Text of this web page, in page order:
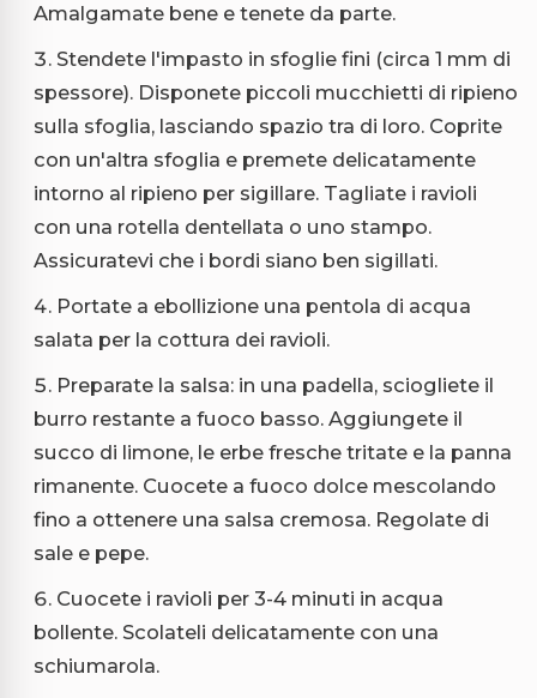
Amalgamate bene e tenete da parte.
Stendete l'impasto in sfoglie fini (circa 1 mm di
spessore). Disponete piccoli mucchietti di ripieno
sulla sfoglia, lasciando spazio tra di loro. Coprite
con un'altra sfoglia e premete delicatamente
intorno al ripieno per sigillare. Tagliate i ravioli
con una rotella dentellata o uno stampo.
Assicuratevi che i bordi siano ben sigillati.
Portate a ebollizione una pentola di acqua
salata per la cottura dei ravioli.
Preparate la salsa: in una padella, sciogliete il
burro restante a fuoco basso. Aggiungete il
succo di limone, le erbe fresche tritate e la panna
rimanente. Cuocete a fuoco dolce mescolando
fino a ottenere una salsa cremosa. Regolate di
sale e pepe.
Cuocete i ravioli per 3-4 minuti in acqua
bollente. Scolateli delicatamente con una
schiumarola.